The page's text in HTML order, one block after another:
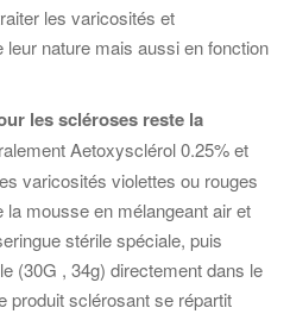
les varicosités et
nature mais aussi en fonction
les scléroses reste la
Aetoxysclérol 0.25% et
varicosités violettes ou rouges
mousse en mélangeant air et
stérile spéciale, puis
(30G , 34g) directement dans le
produit sclérosant se répartit